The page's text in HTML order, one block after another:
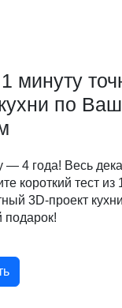
минуту
по
4 года! Весь
короткий тест из
3D-проект
подарок!